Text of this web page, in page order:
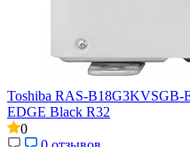
Toshiba RAS-
EDGE Black R32
0